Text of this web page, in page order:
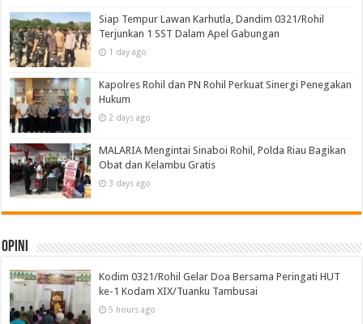
Siap Tempur Lawan Karhutla, Dandim 0321/Rohil
Terjunkan 1 SST Dalam Apel Gabungan
1 day ago
Kapolres Rohil dan PN Rohil Perkuat Sinergi Penegakan
Hukum
2 days ago
MALARIA Mengintai Sinaboi Rohil, Polda Riau Bagikan
Obat dan Kelambu Gratis
3 days ago
Opini
Kodim 0321/Rohil Gelar Doa Bersama Peringati HUT
ke-1 Kodam XIX/Tuanku Tambusai
5 hours ago